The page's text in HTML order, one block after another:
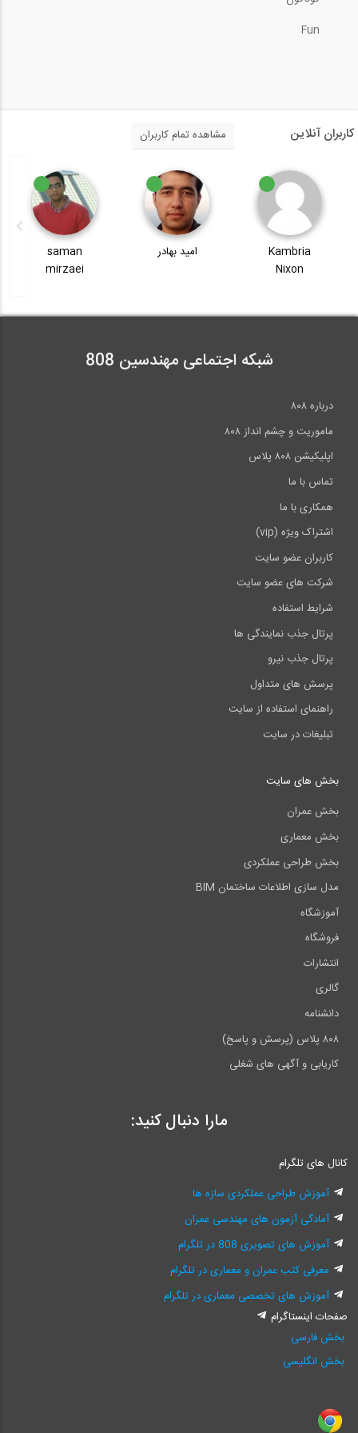
Fun
کاربران آنلاین مشاهده تمام کاربران
Kambria
Nixon
امید بهادر
saman
mirzaei
شبکه اجتماعی مهندسین 808
درباره ۸۰۸
ماموریت و چشم انداز ۸۰۸
اپلیکیشن ۸۰۸ پلاس
تماس با ما
همکاری با ما
اشتراک ویژه (vip)
کاربران عضو سایت
شرکت های عضو سایت
شرایط استفاده
پرتال جذب نمایندگی ها
پرتال جذب نیرو
پرسش های متداول
راهنمای استفاده از سایت
تبلیغات در سایت
بخش های سایت
بخش عمران
بخش معماری
بخش طراحی عملکردی
مدل سازی اطلاعات ساختمان BIM
آموزشگاه
فروشگاه
انتشارات
گالری
دانشنامه
۸۰۸ پلاس (پرسش و پاسخ)
کاریابی و آگهی های شغلی
مارا دنبال کنید:
کانال های تلگرام
آموزش طراحی عملکردی سازه ها
آمادگی آزمون های مهندسی عمران
آموزش های تصویری 808 در تلگرام
معرفی کتب عمران و معماری در تلگرام
آموزش های تخصصی معماری در تلگرام
صفحات اینستاگرام
بخش فارسی
بخش انگلیسی